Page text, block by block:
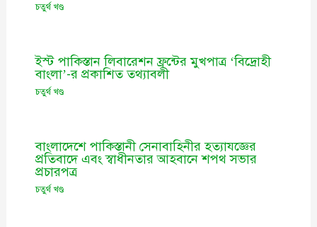
চতুর্থ খণ্ড
ইস্ট পাকিস্তান লিবারেশন ফ্রন্টের মুখপাত্র ‘বিদ্রোহী
বাংলা’-র প্রকাশিত তথ্যাবলী
চতুর্থ খণ্ড
বাংলাদেশে পাকিস্তানী সেনাবাহিনীর হত্যাযজ্ঞের
প্রতিবাদে এবং স্বাধীনতার আহবানে শপথ সভার
প্রচারপত্র
চতুর্থ খণ্ড